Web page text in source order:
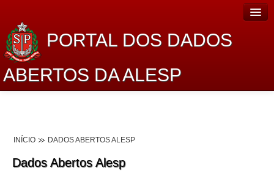
PORTAL DOS DADOS
ABERTOS DA ALESP
Lei de Acesso à Informação
INÍCIO DADOS ABERTOS ALESP
Dados Abertos Alesp